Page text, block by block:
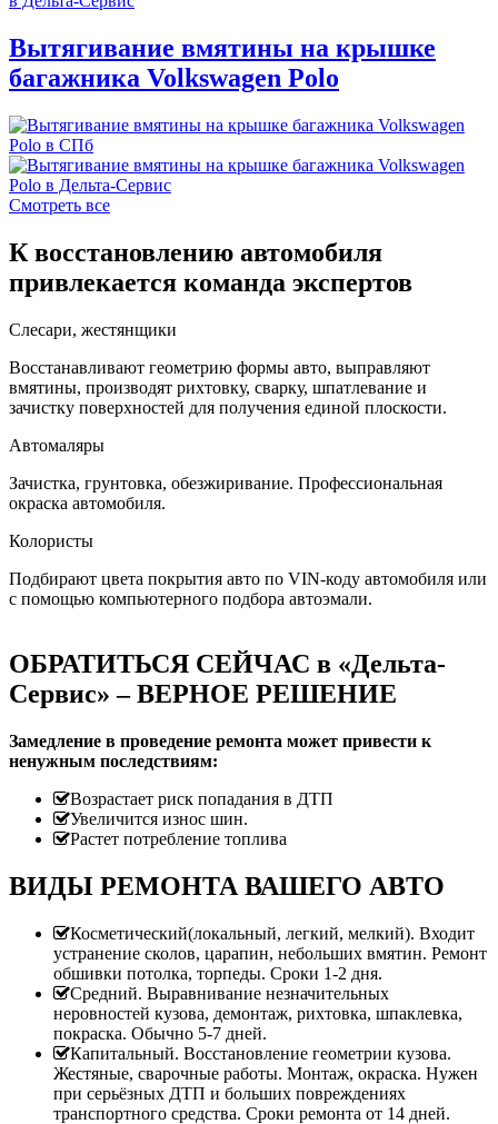
Вытягивание вмятины на крышке
багажника Volkswagen Polo
Смотреть все
К восстановлению автомобиля
привлекается команда экспертов
Слесари, жестянщики
Восстанавливают геометрию формы авто, выправляют
вмятины, производят рихтовку, сварку, шпатлевание и
зачистку поверхностей для получения единой плоскости.
Автомаляры
Зачистка, грунтовка, обезжиривание. Профессиональная
окраска автомобиля.
Колористы
Подбирают цвета покрытия авто по VIN-коду автомобиля или
с помощью компьютерного подбора автоэмали.
ОБРАТИТЬСЯ СЕЙЧАС в «Дельта-
Сервис» – ВЕРНОЕ РЕШЕНИЕ
Замедление в проведение ремонта может привести к
ненужным последствиям:
Возрастает риск попадания в ДТП
Увеличится износ шин.
Растет потребление топлива
ВИДЫ РЕМОНТА ВАШЕГО АВТО
Косметический(локальный, легкий, мелкий). Входит
устранение сколов, царапин, небольших вмятин. Ремонт
обшивки потолка, торпеды. Сроки 1-2 дня.
Средний. Выравнивание незначительных
неровностей кузова, демонтаж, рихтовка, шпаклевка,
покраска. Обычно 5-7 дней.
Капитальный. Восстановление геометрии кузова.
Жестяные, сварочные работы. Монтаж, окраска. Нужен
при серьёзных ДТП и больших повреждениях
транспортного средства. Сроки ремонта от 14 дней.